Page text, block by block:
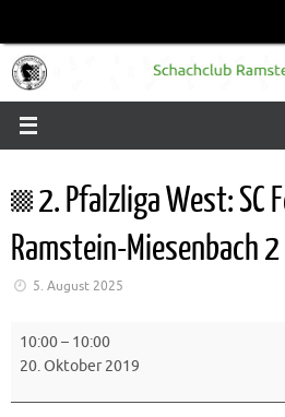
springen
2. Pfalzliga West: SC
Ramstein-Miesenbach 2
5. August 2025
Pfalzliga
SC
10:00– 10:00
20. Oktober 2019